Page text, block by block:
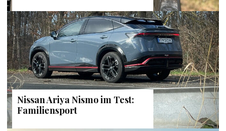
Nissan Ariya Nismo im Test:
Familiensport